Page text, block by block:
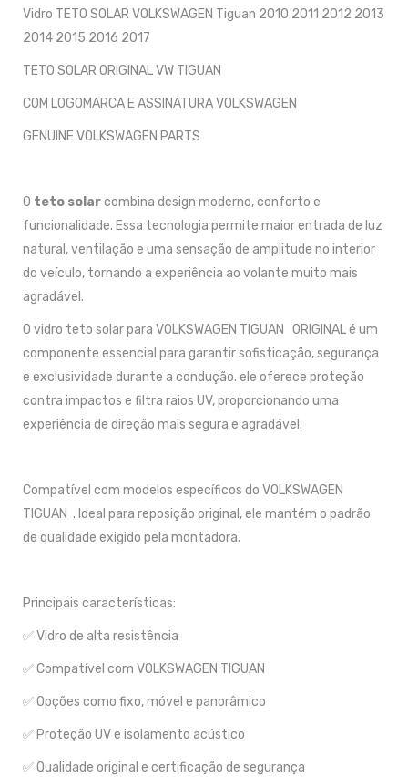
Vidro TETO SOLAR VOLKSWAGEN Tiguan 2010 2011 2012 2013
2014 2015 2016 2017
TETO SOLAR ORIGINAL VW TIGUAN
COM LOGOMARCA E ASSINATURA VOLKSWAGEN
GENUINE VOLKSWAGEN PARTS
O teto solarcombina design moderno, conforto e
funcionalidade. Essa tecnologia permite maior entrada de luz
natural, ventilação e uma sensação de amplitude no interior
do veículo, tornando a experiência ao volante muito mais
agradável.
O vidro teto solar para VOLKSWAGEN TIGUAN ORIGINAL é um
componente essencial para garantir sofisticação, segurança
e exclusividade durante a condução. ele oferece proteção
contra impactos e filtra raios UV, proporcionando uma
experiência de direção mais segura e agradável.
Compatível com modelos específicos do VOLKSWAGEN
TIGUAN . Ideal para reposição original, ele mantém o padrão
de qualidade exigido pela montadora.
Principais características:
✅ Vidro de alta resistência
✅ Compatível com VOLKSWAGEN TIGUAN
✅ Opções como fixo, móvel e panorâmico
✅ Proteção UV e isolamento acústico
✅ Qualidade original e certificação de segurança